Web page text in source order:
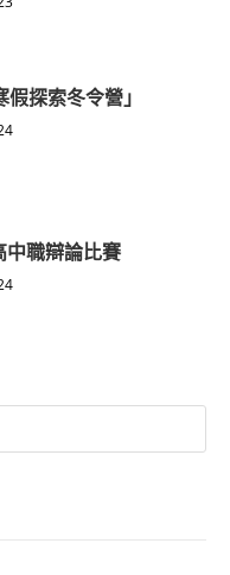
探索冬令營」
中職辯論比賽